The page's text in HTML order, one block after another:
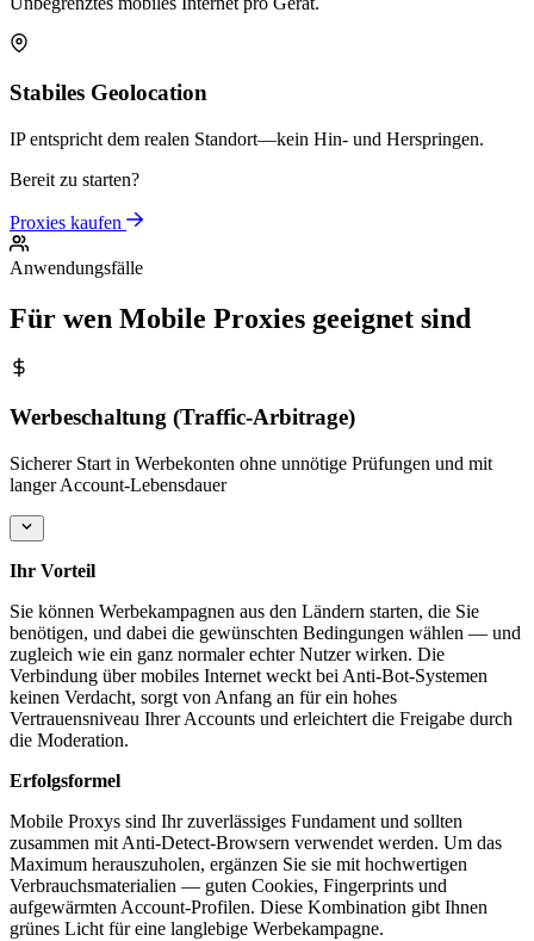
Stabiles Geolocation
IP entspricht dem realen Standort—kein Hin- und Herspringen.
Bereit zu starten?
Proxies kaufen
Anwendungsfälle
Für wen Mobile Proxies geeignet sind
Werbeschaltung (Traffic-Arbitrage)
Sicherer Start in Werbekonten ohne unnötige Prüfungen und mit
langer Account-Lebensdauer
Ihr Vorteil
Sie können Werbekampagnen aus den Ländern starten, die Sie
benötigen, und dabei die gewünschten Bedingungen wählen — und
zugleich wie ein ganz normaler echter Nutzer wirken. Die
Verbindung über mobiles Internet weckt bei Anti-Bot-Systemen
keinen Verdacht, sorgt von Anfang an für ein hohes
Vertrauensniveau Ihrer Accounts und erleichtert die Freigabe durch
die Moderation.
Erfolgsformel
Mobile Proxys sind Ihr zuverlässiges Fundament und sollten
zusammen mit Anti-Detect-Browsern verwendet werden. Um das
Maximum herauszuholen, ergänzen Sie sie mit hochwertigen
Verbrauchsmaterialien — guten Cookies, Fingerprints und
aufgewärmten Account-Profilen. Diese Kombination gibt Ihnen
grünes Licht für eine langlebige Werbekampagne.